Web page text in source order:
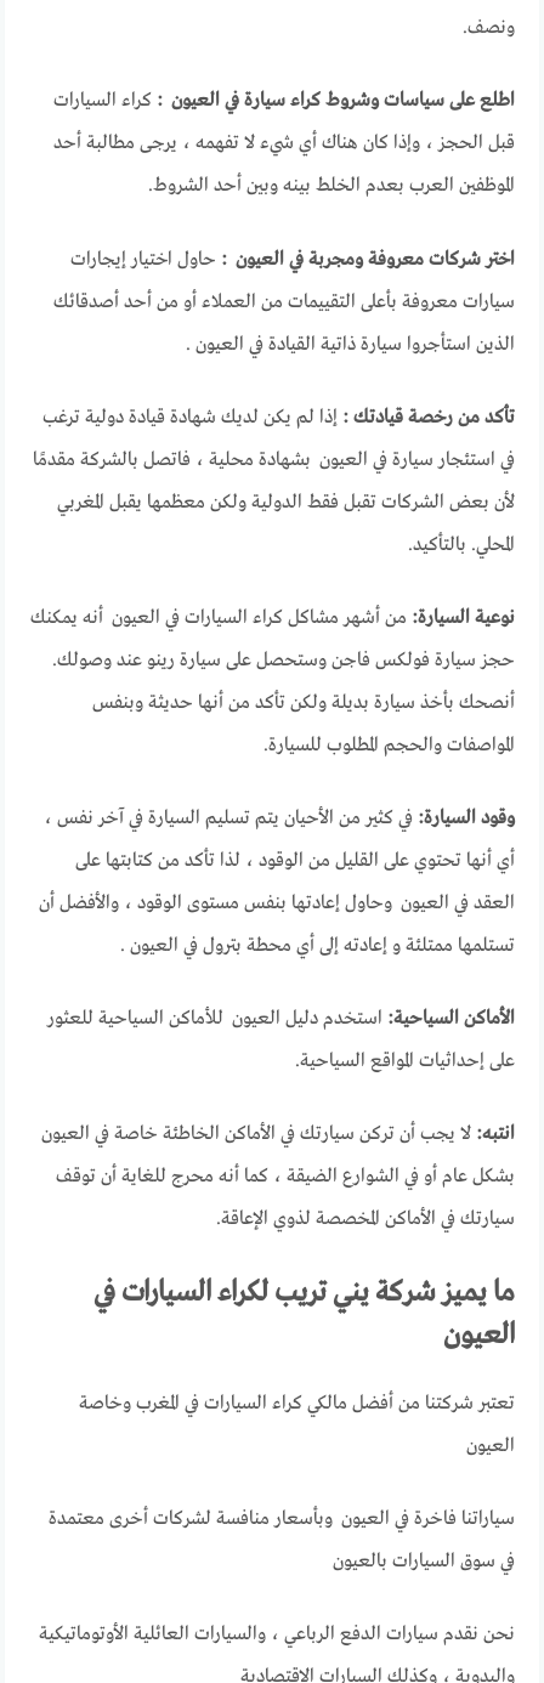
ونصف.
اطلع على سياسات وشروط كراء سيارة في العيون : كراء السيارات
قبل الحجز ، وإذا كان هناك أي شيء لا تفهمه ، يرجى مطالبة أحد
الموظفين العرب بعدم الخلط بينه وبين أحد الشروط.
اختر شركات معروفة ومجربة في العيون : حاول اختيار إيجارات
سيارات معروفة بأعلى التقييمات من العملاء أو من أحد أصدقائك
الذين استأجروا سيارة ذاتية القيادة في العيون .
تأكد من رخصة قيادتك : إذا لم يكن لديك شهادة قيادة دولية ترغب
في استئجار سيارة في العيون بشهادة محلية ، فاتصل بالشركة مقدمًا
لأن بعض الشركات تقبل فقط الدولية ولكن معظمها يقبل المغربي
المحلي. بالتأكيد.
نوعية السيارة: من أشهر مشاكل كراء السيارات في العيون أنه يمكنك
حجز سيارة فولكس فاجن وستحصل على سيارة رينو عند وصولك.
أنصحك بأخذ سيارة بديلة ولكن تأكد من أنها حديثة وبنفس
المواصفات والحجم المطلوب للسيارة.
وقود السيارة: في كثير من الأحيان يتم تسليم السيارة في آخر نفس ،
أي أنها تحتوي على القليل من الوقود ، لذا تأكد من كتابتها على
العقد في العيون وحاول إعادتها بنفس مستوى الوقود ، والأفضل أن
تستلمها ممتلئة و إعادته إلى أي محطة بترول في العيون .
الأماكن السياحية: استخدم دليل العيون للأماكن السياحية للعثور
على إحداثيات المواقع السياحية.
انتبه: لا يجب أن تركن سيارتك في الأماكن الخاطئة خاصة في العيون
بشكل عام أو في الشوارع الضيقة ، كما أنه محرج للغاية أن توقف
سيارتك في الأماكن المخصصة لذوي الإعاقة.
ما يميز شركة يني تريب لكراء السيارات في
العيون
تعتبر شركتنا من أفضل مالكي كراء السيارات في المغرب وخاصة
العيون
سياراتنا فاخرة في العيون وبأسعار منافسة لشركات أخرى معتمدة
في سوق السيارات بالعيون
نحن نقدم سيارات الدفع الرباعي ، والسيارات العائلية الأوتوماتيكية
واليدوية ، وكذلك السيارات الاقتصادية